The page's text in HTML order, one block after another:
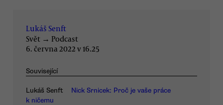
Lukáš Senft
Svět → Podcast
6. června 2022 v 16.25
Související
Lukáš Senft
Nick Srnicek: Proč je vaše práce
k ničemu